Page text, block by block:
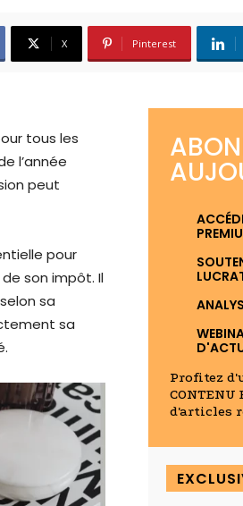
X Pinterest
tous les
l’année
peut
pour
son impôt. Il
sa
sa
Profitez
d'articles